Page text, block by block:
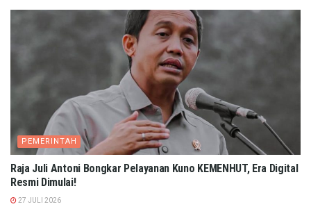
PEMERINTAH
Raja Juli Antoni Bongkar Pelayanan Kuno KEMENHUT, Era Digital
Resmi Dimulai!
27 JULI 2026